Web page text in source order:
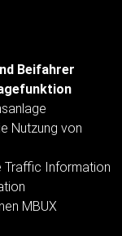
Beifahrer
Nutzung von
Traffic Information
MBUX